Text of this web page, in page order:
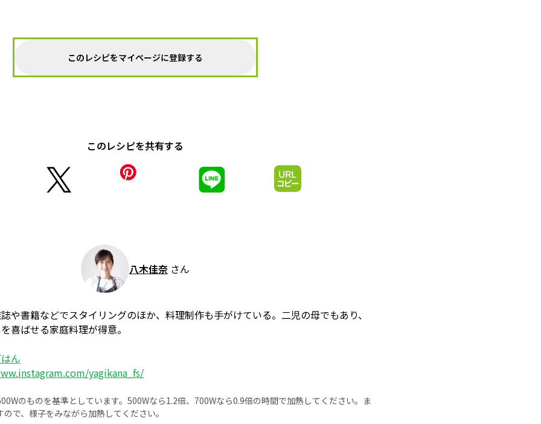
このレシピをマイページに登録する
このレシピを共有する
八木佳奈 さん
や書籍などでスタイリングのほか、料理制作も手がけている。二児の母でもあり、
喜ばせる家庭料理が得意。
ん
yagikana_fs/
のものを基準としています。500Wなら1.2倍、700Wなら0.9倍の時間で加熱してください。ま
で、様子をみながら加熱してください。